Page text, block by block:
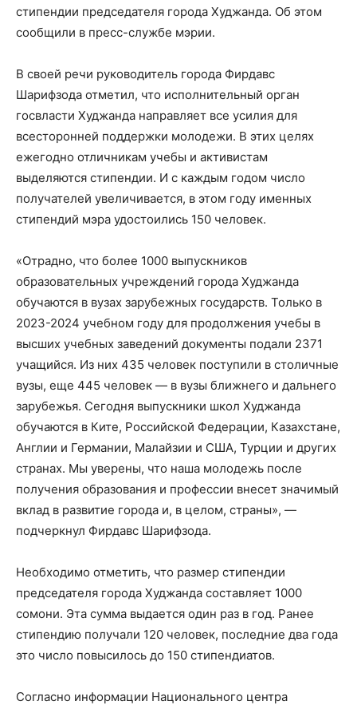
стипендии председателя города Худжанда. Об этом
сообщили в пресс-службе мэрии.
В своей речи руководитель города Фирдавс
Шарифзода отметил, что исполнительный орган
госвласти Худжанда направляет все усилия для
всесторонней поддержки молодежи. В этих целях
ежегодно отличникам учебы и активистам
выделяются стипендии. И с каждым годом число
получателей увеличивается, в этом году именных
стипендий мэра удостоились 150 человек.
«Отрадно, что более 1000 выпускников
образовательных учреждений города Худжанда
обучаются в вузах зарубежных государств. Только в
2023-2024 учебном году для продолжения учебы в
высших учебных заведений документы подали 2371
учащийся. Из них 435 человек поступили в столичные
вузы, еще 445 человек — в вузы ближнего и дальнего
зарубежья. Сегодня выпускники школ Худжанда
обучаются в Ките, Российской Федерации, Казахстане,
Англии и Германии, Малайзии и США, Турции и других
странах. Мы уверены, что наша молодежь после
получения образования и профессии внесет значимый
вклад в развитие города и, в целом, страны», —
подчеркнул Фирдавс Шарифзода.
Необходимо отметить, что размер стипендии
председателя города Худжанда составляет 1000
сомони. Эта сумма выдается один раз в год. Ранее
стипендию получали 120 человек, последние два года
это число повысилось до 150 стипендиатов.
Согласно информации Национального центра